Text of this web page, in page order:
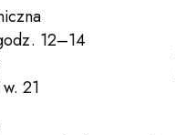
12–14
21